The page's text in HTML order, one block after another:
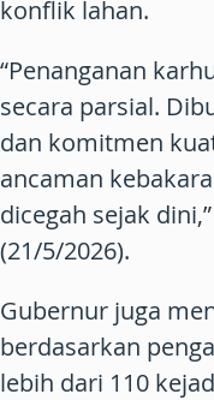
konflik lahan.
“Penanganan
secara parsial.
dan komitmen
ancaman
dicegah sejak
(21/5/2026).
Gubernur juga
berdasarkan
lebih dari 110